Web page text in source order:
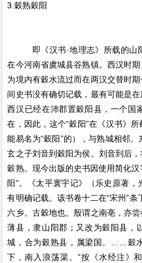
3.穀熟穀阳
即《汉书·地理志》所载的山阳
在今河南省虞城县谷熟镇。西汉时
为境内有穀水流过而在两汉交替时
间史书没有确切记载，最有可能是
西汉已经在沛郡置穀阳县，一个国
在，因此，这个“穀阳”在《汉书》
能易名为“穀阳”的），与熟城相邻
玄之子刘音到穀阳为侯。刘音到后
穀熟。现今出版的史书因使用简化汉
阳”。《太平寰宇记》（乐史原著
有明确记载。该书卷十二在“宋州”
六乡。古穀地也。殷谓之南亳，亦
薄县，隶山阳郡；又改为穀阳县，
城，合为穀熟县，属梁国。……穀
下，南入浪荡渠。”按《水经注》